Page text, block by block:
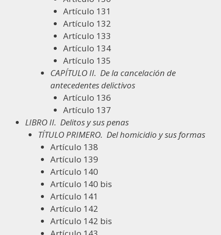
Artículo 131
Artículo 132
Artículo 133
Artículo 134
Artículo 135
CAPÍTULO II. De la cancelación de
antecedentes delictivos
Artículo 136
Artículo 137
LIBRO II. Delitos y sus penas
TÍTULO PRIMERO. Del homicidio y sus formas
Artículo 138
Artículo 139
Artículo 140
Artículo 140 bis
Artículo 141
Artículo 142
Artículo 142 bis